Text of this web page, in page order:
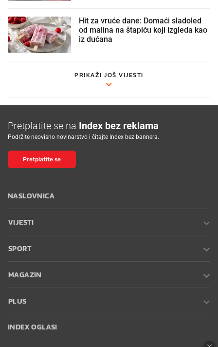
Hit za vruće dane: Domaći sladoled
od malina na štapiću koji izgleda kao
iz dućana
PRIKAŽI JOŠ VIJESTI
Pretplatite se na Index bez reklama
Podržite neovisno novinarstvo i čitajte Index bez bannera.
Pretplatite se
NASLOVNICA
VIJESTI
SPORT
MAGAZIN
PLUS
INDEX OGLASI